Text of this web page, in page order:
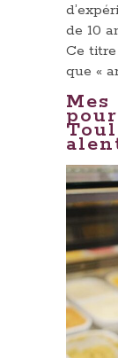
de 10
Ce
que «